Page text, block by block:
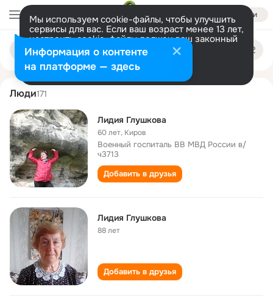
Войти
Мы используем cookie-файлы, чтобы улучшить
сервисы для вас. Если ваш возраст менее 13 лет,
настроить cookie-файлы должен ваш законный
представитель. Больше информации
Разрешить все Настроить
Поиск
людям
lidiya glushkova
Люди171
Лидия Глушкова
60 лет, Киров
Военный госпиталь ВВ МВД России в/
ч3713
Добавить в друзья
Лидия Глушкова
88 лет
Добавить в друзья
Информация о контенте
на платформе — здесь